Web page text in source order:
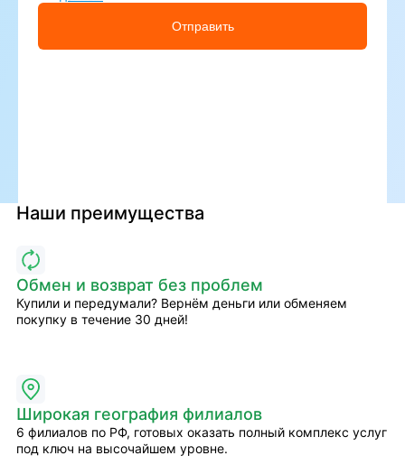
Отправить
Наши преимущества
Обмен и возврат без проблем
Купили и передумали? Вернём деньги или обменяем
покупку в течение 30 дней!
Широкая география филиалов
6 филиалов по РФ, готовых оказать полный комплекс услуг
под ключ на высочайшем уровне.